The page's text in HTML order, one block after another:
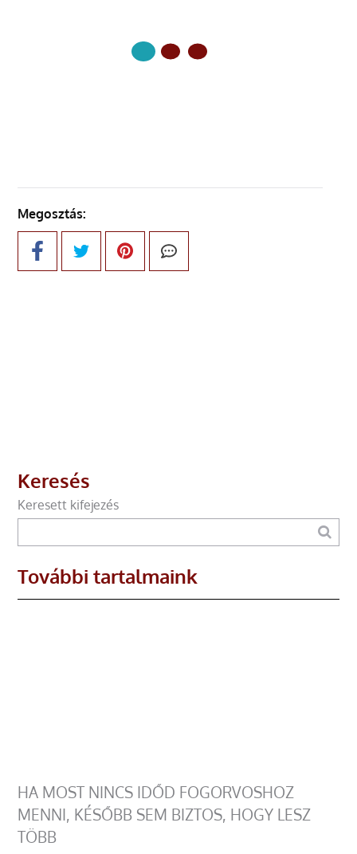
Megosztás:
Keresés
Keresett kifejezés
További tartalmaink
HA MOST NINCS IDŐD FOGORVOSHOZ
MENNI, KÉSŐBB SEM BIZTOS, HOGY LESZ
TÖBB